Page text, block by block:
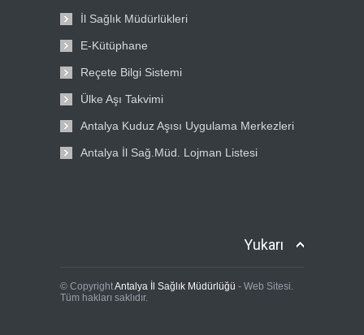
İl Sağlık Müdürlükleri
E-Kütüphane
Reçete Bilgi Sistemi
Ülke Aşı Takvimi
Antalya Kuduz Aşısı Uygulama Merkezleri
Antalya İl Sağ.Müd. Lojman Listesi
Yukarı
© CopyrightAntalya İl Sağlık Müdürlüğü - Web Sitesi.
Tüm hakları saklıdır.